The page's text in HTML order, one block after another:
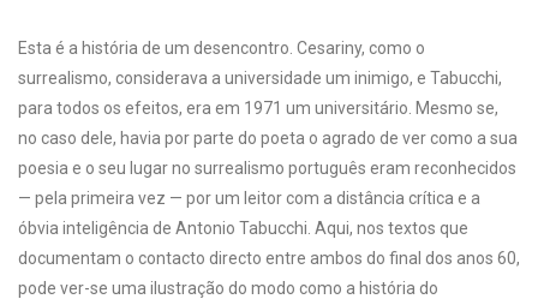
Esta é a história de um desencontro. Cesariny, como o
surrealismo, considerava a universidade um inimigo, e Tabucchi,
para todos os efeitos, era em 1971 um universitário. Mesmo se,
no caso dele, havia por parte do poeta o agrado de ver como a sua
poesia e o seu lugar no surrealismo português eram reconhecidos
— pela primeira vez — por um leitor com a distância crítica e a
óbvia inteligência de Antonio Tabucchi. Aqui, nos textos que
documentam o contacto directo entre ambos do final dos anos 60,
pode ver-se uma ilustração do modo como a história do